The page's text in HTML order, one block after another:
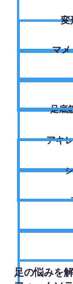
変
マメ
足底
アキ
足の悩みを